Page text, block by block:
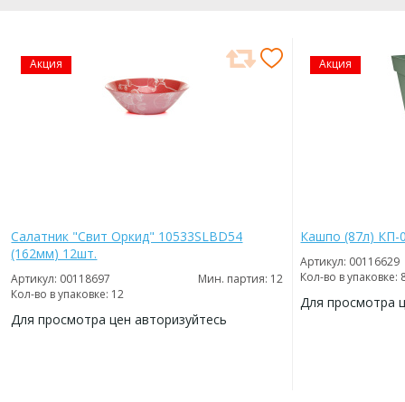
Акция
Салатник "Свит Оркид" 10533SLBD54
(162мм) 12шт.
Артикул: 00118697
Мин. партия: 12
Кол-во в упаковке: 12
Для просмотра цен авторизуйтесь
Акция
Кашпо (87л) КП-
Артикул: 00116629
Кол-во в упаковке:
Для просмотра